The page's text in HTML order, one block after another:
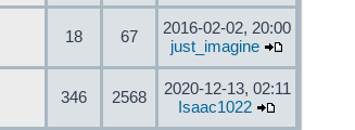
18 67
2016-02-02, 20:00
just_imagine
346 2568
2020-12-13, 02:11
Isaac1022